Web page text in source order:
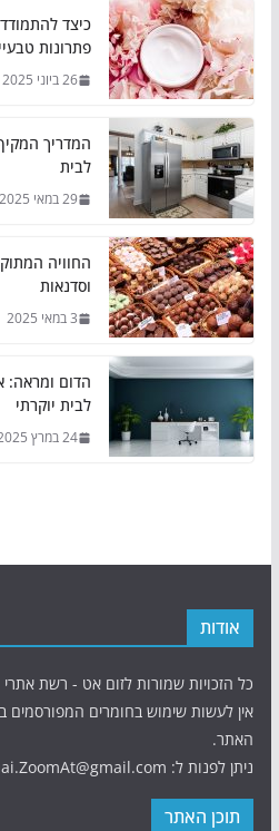
כיצד
פתרונות
26 ביוני 2025
המדריך
לבית
29 במאי 2025
החוויה
וסדנאות
3 במאי 2025
הדום ומראה:
לבית יוקרתי
24 במרץ 2025
אודות
כל הזכויות שמורות לזום אט - רשת אתרי
אין לעשות שימוש בחומרים המפורסמים
האתר.
ניתן לפנות ל: Avihai.ZoomAt@gmail.com
תוכן האתר